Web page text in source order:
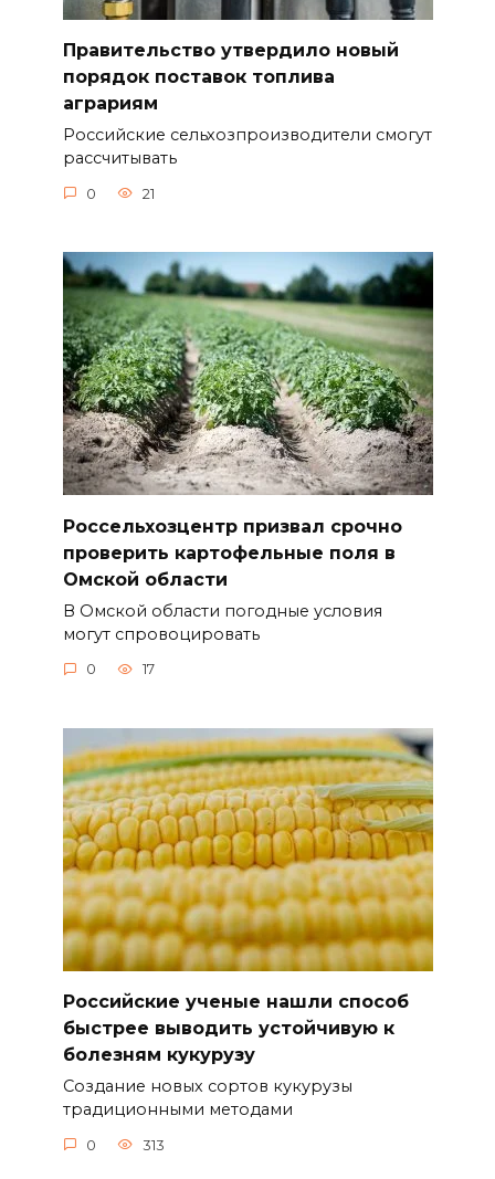
Правительство утвердило новый
порядок поставок топлива
аграриям
Российские сельхозпроизводители смогут
рассчитывать
0 21
Россельхозцентр призвал срочно
проверить картофельные поля в
Омской области
В Омской области погодные условия
могут спровоцировать
0 17
Российские ученые нашли способ
быстрее выводить устойчивую к
болезням кукурузу
Создание новых сортов кукурузы
традиционными методами
0 313